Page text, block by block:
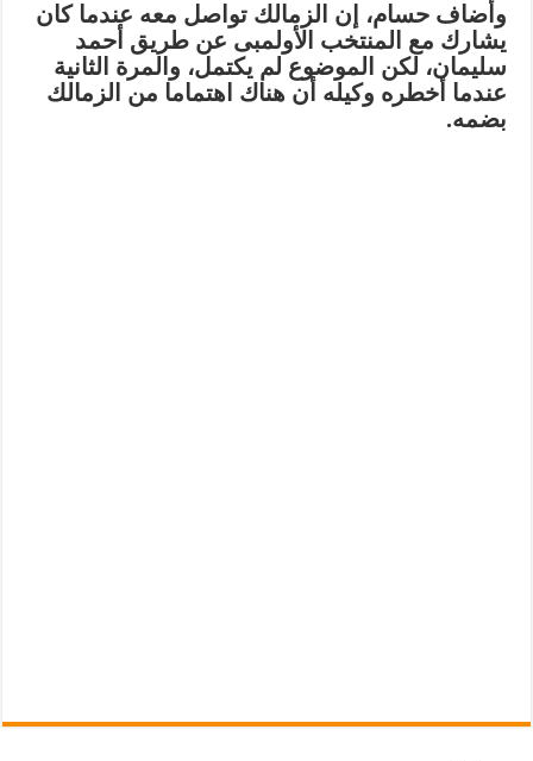
وأضاف حسام، إن الزمالك تواصل معه عندما كان
يشارك مع المنتخب الأولمبى عن طريق أحمد
سليمان، لكن الموضوع لم يكتمل، والمرة الثانية
عندما أخطره وكيله أن هناك اهتماما من الزمالك
بضمه.